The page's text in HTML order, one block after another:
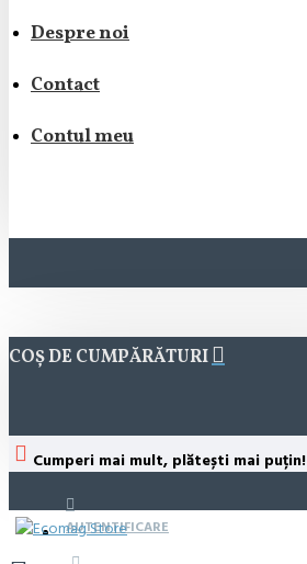
Despre noi
Contact
Contul meu
COȘ DE CUMPĂRĂTURI
Cumperi mai mult, plătești mai puțin!
AUTENTIFICARE